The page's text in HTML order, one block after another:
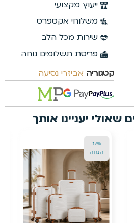
ייעוץ מקצועי
משלוחי אקספרס
שירות מכל הלב
פריסת תשלומים נוחה
קטגוריה אביזרי נסיעה
שאולי יעניינו אותך
הנחה